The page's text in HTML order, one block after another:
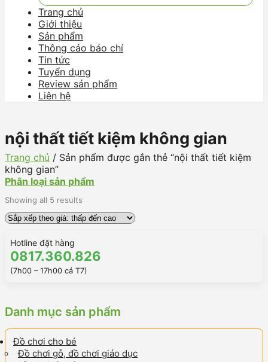
Trang chủ
Giới thiệu
Sản phẩm
Thông cáo báo chí
Tin tức
Tuyển dụng
Review sản phẩm
Liên hệ
nội thất tiết kiệm không gian
Trang chủ / Sản phẩm được gắn thẻ “nội thất tiết kiệm
không gian”
Phân loại sản phẩm
Showing all 5 results
Hotline đặt hàng
0817.360.826
(7h00 – 17h00 cả T7)
Danh mục sản phẩm
Đồ chơi cho bé
Đồ chơi gỗ, đồ chơi giáo dục